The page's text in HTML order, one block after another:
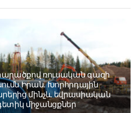
ռուսական գազի
Իրան. Խորհրդային
մինչև եվրասիական
միջանցքներ